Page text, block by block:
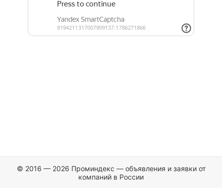
© 2016 — 2026 Проминдекс — объявления и заявки от
компаний в России